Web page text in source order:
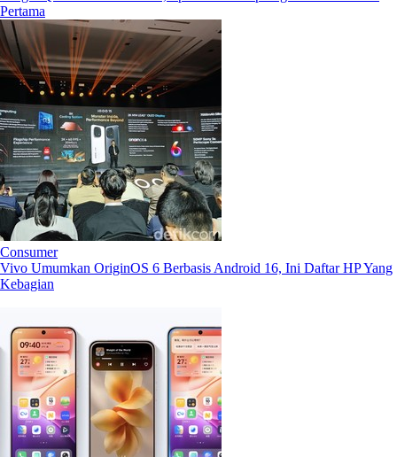
Pertama
Consumer
Vivo Umumkan OriginOS 6 Berbasis Android 16, Ini Daftar HP Yang
Kebagian